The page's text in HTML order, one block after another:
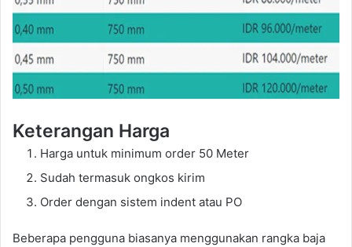
Keterangan Harga
Harga untuk minimum order 50 Meter
Sudah termasuk ongkos kirim
Order dengan sistem indent atau PO
Beberapa pengguna biasanya menggunakan rangka baja